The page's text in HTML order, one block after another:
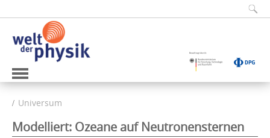
Universum
Modelliert: Ozeane auf Neutronensternen